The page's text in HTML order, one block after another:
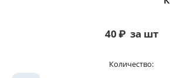
40₽ за шт
Количество: